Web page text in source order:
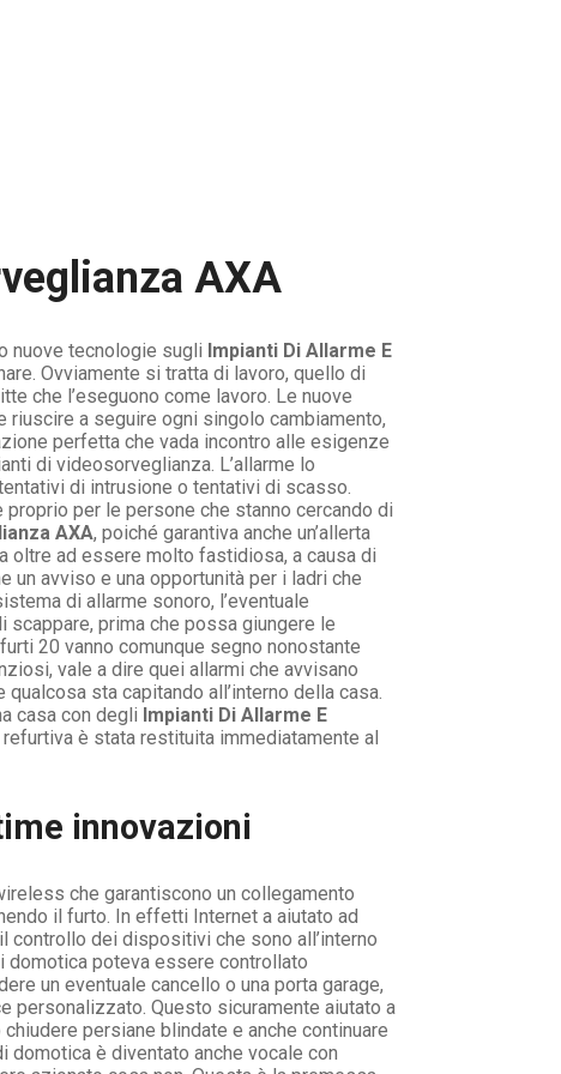
AXA
nuove tecnologie sugli Impianti Di Allarme E
Ovviamente si tratta di lavoro, quello di
che l’eseguono come lavoro. Le nuove
a seguire ogni singolo cambiamento,
perfetta che vada incontro alle esigenze
di videosorveglianza. L’allarme lo
di intrusione o tentativi di scasso.
per le persone che stanno cercando di
AXA, poiché garantiva anche un’allerta
oltre ad essere molto fastidiosa, a causa di
un avviso e una opportunità per i ladri che
di allarme sonoro, l’eventuale
prima che possa giungere le
20 vanno comunque segno nonostante
vale a dire quei allarmi che avvisano
sta capitando all’interno della casa.
casa con degli Impianti Di Allarme E
è stata restituita immediatamente al
innovazioni
che garantiscono un collegamento
il furto. In effetti Internet a aiutato ad
controllo dei dispositivi che sono all’interno
domotica poteva essere controllato
un eventuale cancello o una porta garage,
personalizzato. Questo sicuramente aiutato a
persiane blindate e anche continuare
è diventato anche vocale con